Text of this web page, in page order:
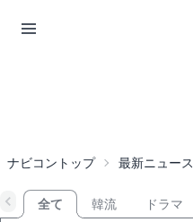
ナビコントップ 最新ニュース
全て 韓流 ドラマ